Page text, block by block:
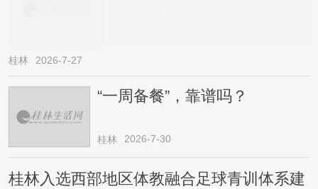
桂林 2026-7-27
“一周备餐”，靠谱吗？
桂林 2026-7-30
桂林入选西部地区体教融合足球青训体系建